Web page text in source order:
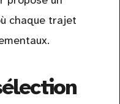
chaque trajet